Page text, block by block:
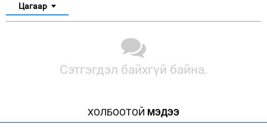
Цагаар
Сэтгэгдэл байхгүй байна.
ХОЛБООТОЙ МЭДЭЭ